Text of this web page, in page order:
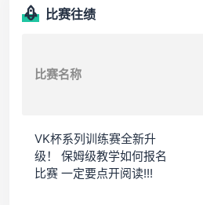
比赛往绩
比赛名称
VK杯系列训练赛全新升
级！ 保姆级教学如何报名
比赛 一定要点开阅读!!!